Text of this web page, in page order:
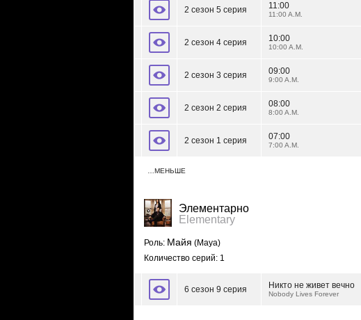
2 сезон 5 серия 11:00
11:00 A.M.
2 сезон 4 серия 10:00
10:00 A.M.
2 сезон 3 серия 09:00
9:00 A.M.
2 сезон 2 серия 08:00
8:00 A.M.
2 сезон 1 серия 07:00
7:00 A.M.
…МЕНЬШЕ
Элементарно
Elementary
Роль: Майя (Maya)
Количество серий: 1
6 сезон 9 серия Никто не живет вечно
Nobody Lives Forever